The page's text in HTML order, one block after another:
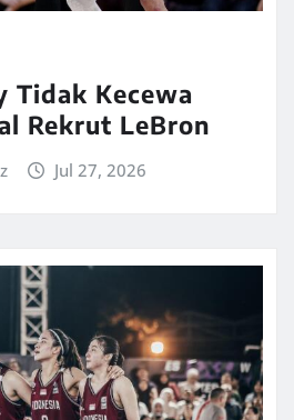
Tidak Kecewa
Rekrut LeBron
Jul 27, 2026